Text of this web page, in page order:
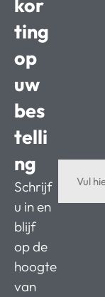
kor
ting
op
uw
bes
telli
ng
Schrijf
u in en
blijf
op de
hoogte
van